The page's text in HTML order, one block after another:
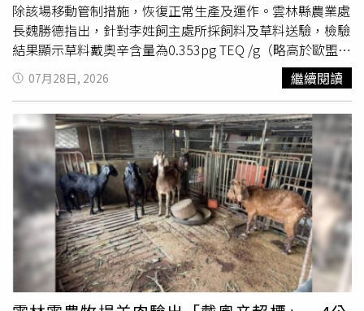
創意國際有限公司、瑞博國際整合行銷公司，應連帶賠償3
億5128萬3547元，另有懲罰性賠償金7837萬7923元，兩者
相加是6億8202萬1399元。
除該場移動管制措施，恢復正常生產及運作。雲林縣農業處
長魏勝德指出，針對李姓飼主處所採飼料及草料送驗，檢驗
結果顯示草料戴奧辛含量為0.353pg TEQ /g（略高於歐盟針
對蔬果設定0.3pgTEQ/g的預警值）。由於李姓飼主草料來
源多元，縣府將會與中央單位合作釐清來源。李姓飼主現有
8隻羊隻亦於27日完成撲殺，阻斷進入市場的風險，請消費
者放心。魏勝德說明，聯合稽查當天採集樣本，已於27日檢
驗出爐。針對雲農畜牧場採羊乳、飼料及草料進行檢驗，雲
農畜牧場所產羊乳經檢驗均合格，符合食品安全規範品質安
全無虞，亦已符合解除管制條件，因此依法解除移動管制，
讓畜牧場恢復正常營運。雲林縣長張麗善表示，本案發生
後，縣府秉持「食安優先、依法處置、公開透明」原則，第
一時間會同農業部、衛生福利部食品藥物管理署、動植物防
疫機關、衛生局及環保局成立聯合稽查小組，針對雲農畜牧
場及李姓飼主處所進行移動管制、採樣檢驗及污染源調查，
以最高標準守護消費者食用安全。雲林縣政府呼籲，民眾可
07月28日, 2026 繼續閱讀